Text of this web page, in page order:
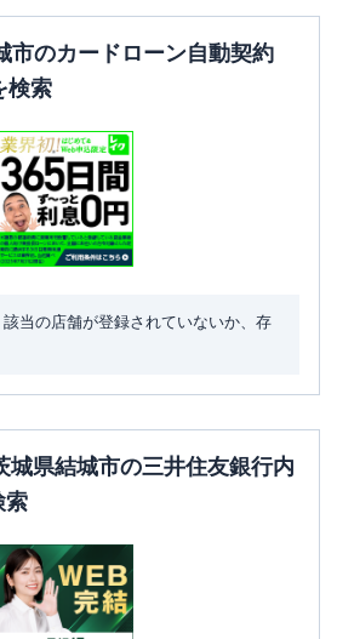
市のカードローン自動契約
検索
当の店舗が登録されていないか、存
城県結城市の三井住友銀行内
索